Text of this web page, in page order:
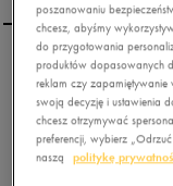
NEW BALANCE
0.0(
z Vat
poszanowaniu
chcesz, abyśmy
do przygotowania
produktów dopasowanych
reklam czy zapamiętywanie
swoją decyzję i ustawienia
chcesz otrzymywać
preferencji, wybierz
naszą
politykę